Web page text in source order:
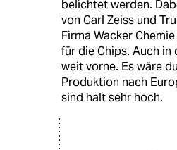
belichtet werden.
von Carl Zeiss und
Firma Wacker
für die Chips. Auch
weit vorne. Es wäre
Produktion nach
sind halt sehr hoch.